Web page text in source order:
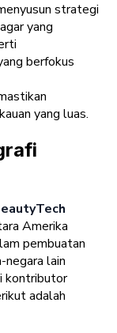
strategi
yang
berfokus
yang luas.
Amerika
pembuatan
lain
kontributor
adalah